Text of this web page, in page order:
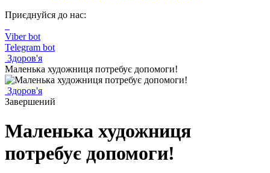
Приєднуйся до нас:
Viber bot
Telegram bot
Здоров'я
Маленька художниця потребує допомоги!
Здоров'я
Завершений
Маленька художниця
потребує допомоги!